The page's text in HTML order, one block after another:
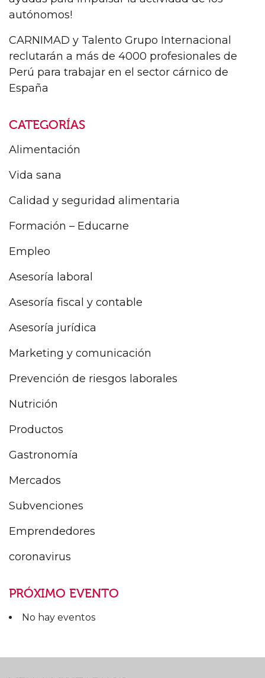
autónomos!
CARNIMAD y Talento Grupo Internacional
reclutarán a más de 4000 profesionales de
Perú para trabajar en el sector cárnico de
España
CATEGORÍAS
Alimentación
Vida sana
Calidad y seguridad alimentaria
Formación – Educarne
Empleo
Asesoría laboral
Asesoría fiscal y contable
Asesoría jurídica
Marketing y comunicación
Prevención de riesgos laborales
Nutrición
Productos
Gastronomía
Mercados
Subvenciones
Emprendedores
coronavirus
PRÓXIMO EVENTO
No hay eventos